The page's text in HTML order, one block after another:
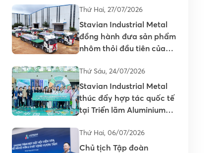
Thứ Hai, 27/07/2026
Stavian Industrial Metal
đồng hành đưa sản phẩm
nhôm thỏi đầu tiên của
Thứ Sáu, 24/07/2026
Stavian Industrial Metal
thúc đẩy hợp tác quốc tế
tại Triển lãm Aluminium
Thứ Hai, 06/07/2026
Chủ tịch Tập đoàn